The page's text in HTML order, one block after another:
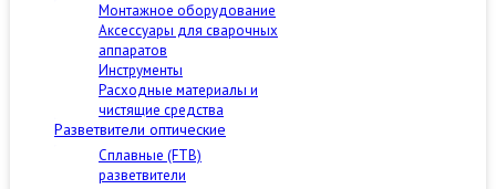
Монтажное оборудование
Аксессуары для сварочных
аппаратов
Инструменты
Расходные материалы и
чистящие средства
Разветвители оптические
Сплавные (FTB)
разветвители